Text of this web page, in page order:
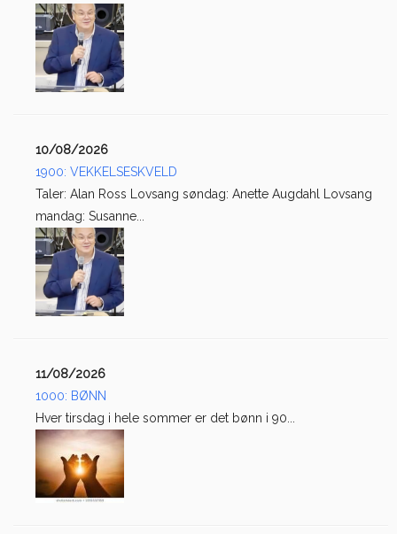
10/08/2026
1900: VEKKELSESKVELD
Taler: Alan Ross Lovsang søndag: Anette Augdahl Lovsang
mandag: Susanne...
11/08/2026
1000: BØNN
Hver tirsdag i hele sommer er det bønn i 90...